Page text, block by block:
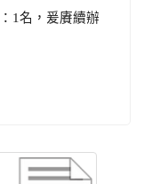
： 1名，爰賡續辦